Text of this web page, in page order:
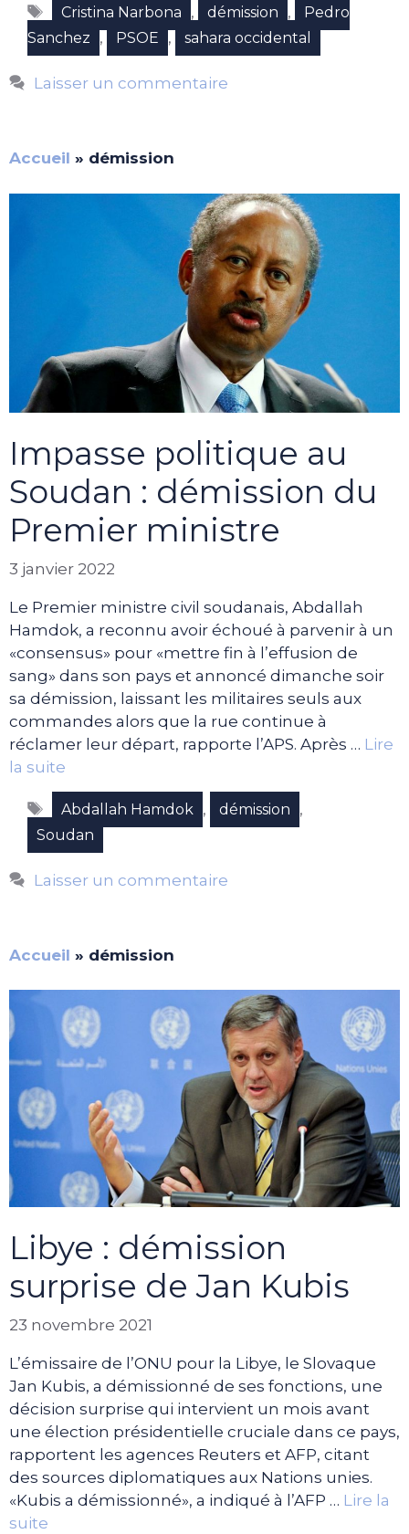
Étiquettes
Cristina Narbona , démission ,
Pedro
Sanchez
, PSOE , sahara occidental
Laisser un commentaire
Accueil » démission
Impasse politique au
Soudan : démission du
Premier ministre
3 janvier 2022
Le Premier ministre civil soudanais, Abdallah
Hamdok, a reconnu avoir échoué à parvenir à un
«consensus» pour «mettre fin à l’effusion de
sang» dans son pays et annoncé dimanche soir
sa démission, laissant les militaires seuls aux
commandes alors que la rue continue à
réclamer leur départ, rapporte l’APS. Après … Lire
la suite
Étiquettes
Abdallah Hamdok , démission ,
Soudan
Laisser un commentaire
Accueil » démission
Libye : démission
surprise de Jan Kubis
23 novembre 2021
L’émissaire de l’ONU pour la Libye, le Slovaque
Jan Kubis, a démissionné de ses fonctions, une
décision surprise qui intervient un mois avant
une élection présidentielle cruciale dans ce pays,
rapportent les agences Reuters et AFP, citant
des sources diplomatiques aux Nations unies.
«Kubis a démissionné», a indiqué à l’AFP … Lire la
suite